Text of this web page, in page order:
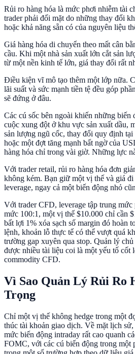
Rủi ro hàng hóa là mức phơi nhiễm tài
trader phải đối mặt do những thay đổi
hoặc khả năng sẵn có của nguyên liệu
Giá hàng hóa di chuyển theo mất cân
cầu. Khi một nhà sản xuất lớn cắt sản
từ một nền kinh tế lớn, giá thay đổi rất
Điều kiện vĩ mô tạo thêm một lớp nữa.
lãi suất và sức mạnh tiền tệ đều góp
sẽ đứng ở đâu.
Các cú sốc bên ngoài khiến những biến
cuộc xung đột ở khu vực sản xuất dầu,
sản lượng ngũ cốc, thay đổi quy định
hoặc một đợt tăng mạnh bất ngờ của
hàng hóa chỉ trong vài giờ. Những lực
Với trader retail, rủi ro hàng hóa đơn
không kém. Bạn giữ một vị thế và giá
leverage, ngay cả một biến động nhỏ
Với trader CFD, leverage tập trung
mức 100:1, một vị thế $10.000 chỉ cần
bất lợi 1% xóa sạch số margin đó hoàn
lệnh, khoản lỗ thực tế có thể vượt quá
trường gap xuyên qua stop. Quản lý
được nhiều tài liệu coi là một yếu tố cốt
commodity CFD.
Vì Sao Quản Lý Rủi Ro
Trọng
Chỉ một vị thế không hedge trong một
thúc tài khoản giao dịch. Về mặt lịch
mức biến động intraday rất cao quanh
FOMC, với các cú biến động trong một